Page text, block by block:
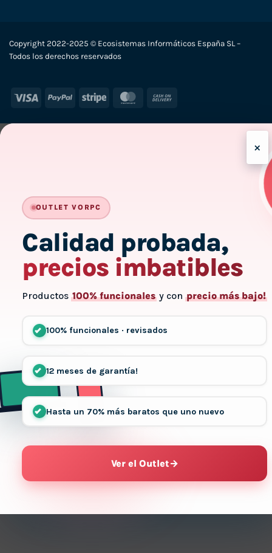
Copyright 2022-2025 © Ecosistemas Informáticos España SL –
Todos los derechos reservados
Visa PayPal Stripe MasterCard
×
-
OUTLET VORPC
Calidad probada,
precios imbatibles
Productos 100% funcionales y con precio más bajo!
100% funcionales · revisados
12 meses de garantía!
Hasta un 70% más baratos que uno nuevo
Ver el Outlet→